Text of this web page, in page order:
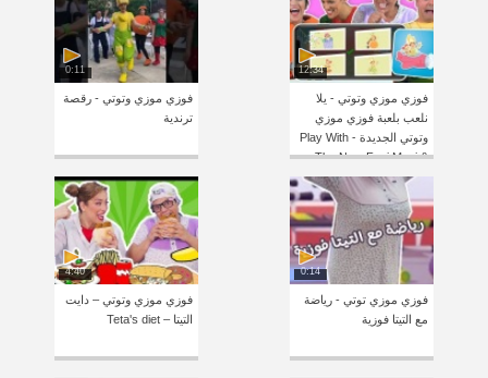
12:34
فوزي موزي وتوتي - يلا
نلعب بلعبة فوزي موزي
وتوتي الجديدة - Play With
The New Fozi Mozi &
Tutti App
0:11
فوزي موزي وتوتي - رقصة
ترندية
0:14
فوزي موزي توتي - رياضة
مع التيتا فوزية
4:40
فوزي موزي وتوتي – دايت
التيتا – Teta's diet